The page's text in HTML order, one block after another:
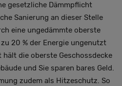
gesetzliche Dämmpflicht
Sanierung an dieser Stelle
eine ungedämmte oberste
20 % der Energie ungenutzt
hält die oberste Geschossdecke
und Sie sparen bares Geld.
zudem als Hitzeschutz. So